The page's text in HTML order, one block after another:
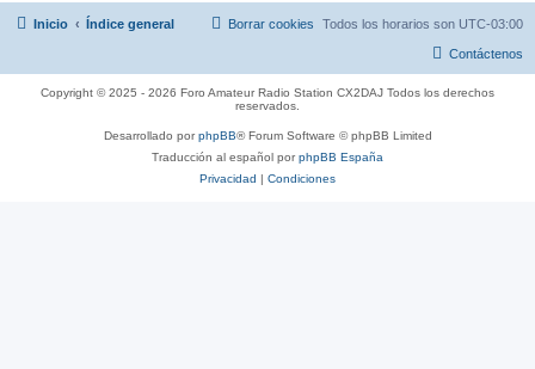
Inicio Índice general Todos los horarios son UTC-03:00
Borrar cookies
Contáctenos
Copyright © 2025 - 2026 Foro Amateur Radio Station CX2DAJ Todos los derechos
reservados.
Desarrollado porphpBB® Forum Software © phpBB Limited
Traducción al español porphpBB España
Privacidad | Condiciones